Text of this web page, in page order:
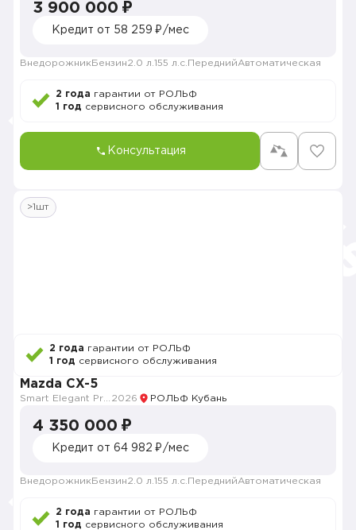
3 900 000 ₽
Кредит от 58 259 ₽/мес
Внедорожник Бензин2.0 л. 155 л.с. ПереднийАвтоматическая
2 года гарантии от РОЛЬФ
1 год сервисного обслуживания
Консультация
>1шт
2 года гарантии от РОЛЬФ
1 год сервисного обслуживания
Mazda CX-5
2026 РОЛЬФ Кубань
4 350 000 ₽
Кредит от 64 982 ₽/мес
Внедорожник Бензин2.0 л. 155 л.с. ПереднийАвтоматическая
2 года гарантии от РОЛЬФ
1 год сервисного обслуживания